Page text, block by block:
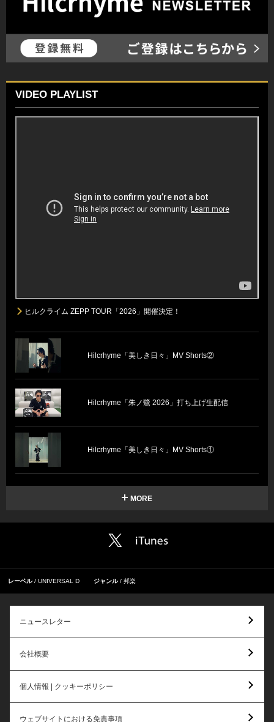
VIDEO PLAYLIST
ヒルクライム ZEPP TOUR「2026」開催決定！
Hilcrhyme「美しき日々」MV Shorts②
Hilcrhyme「朱ノ鷺 2026」打ち上げ生配信
Hilcrhyme「美しき日々」MV Shorts①
MORE
レーベル UNIVERSAL D ジャンル 邦楽
ニュースレター
会社概要
個人情報 | クッキーポリシー
ウェブサイトにおける免責事項